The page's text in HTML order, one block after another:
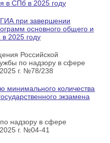
в СПб в 2025 году
при завершении
основного общего и
2025 году
Российской
по надзору в сфере
г. №78/238
минимального количества
экзамена
надзору в сфере
г. №04-41